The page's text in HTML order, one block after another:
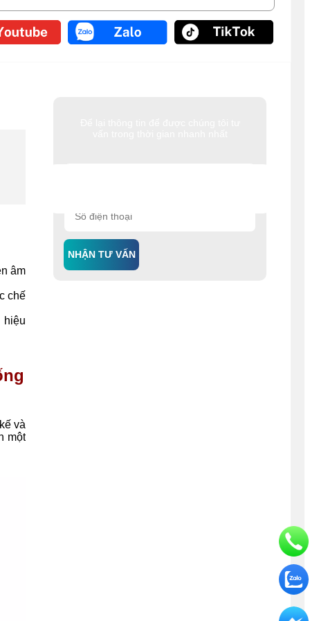
NHẬN TƯ VẤN
âm
chế
hiệu
và
một